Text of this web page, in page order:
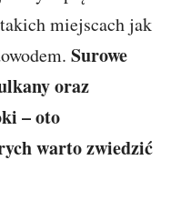
miejscach jak
Surowe
oraz
– oto
warto zwiedzić